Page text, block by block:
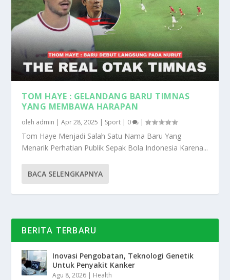
TOM HAYE : GELANDANG BARU TIMNAS
YANG MEMBAWA HARAPAN
oleh admin |Apr 28, 2025 | Sport | 0 |
Tom Haye Menjadi Salah Satu Nama Baru Yang
Menarik Perhatian Publik Sepak Bola Indonesia Karena...
BACA SELENGKAPNYA
BERITA TERBARU
Inovasi Pengobatan, Teknologi Genetik
Untuk Penyakit Kanker
Agu 8, 2026 | Health